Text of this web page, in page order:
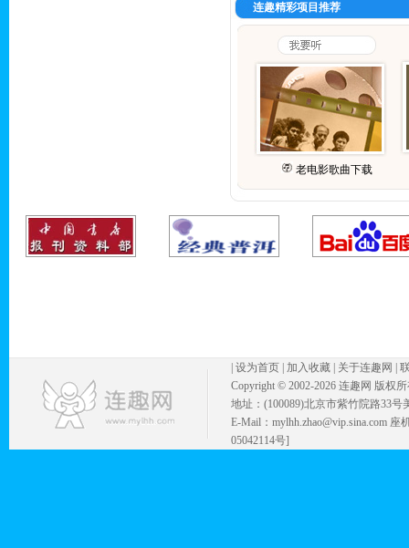
连趣精彩项目推荐
老电影歌曲下载
设为首页 加入收藏 关于连趣网
Copyright © 2002-2026 连趣网 版权
地址：(100089)北京市紫竹院路33号
E-Mail：mylhh.zhao@vip.sina.com
05042114号]